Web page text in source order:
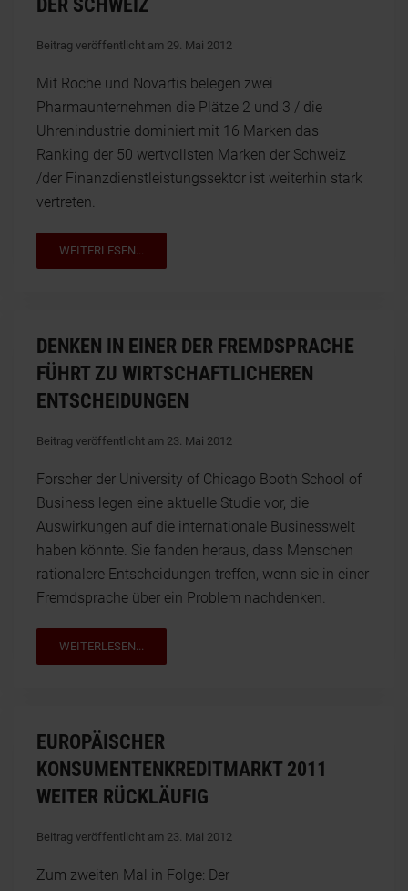
DER SCHWEIZ
Beitrag veröffentlicht am 29. Mai 2012
Mit Roche und Novartis belegen zwei
Pharmaunternehmen die Plätze 2 und 3 / die
Uhrenindustrie dominiert mit 16 Marken das
Ranking der 50 wertvollsten Marken der Schweiz
/der Finanzdienstleistungssektor ist weiterhin stark
vertreten.
WEITERLESEN...
DENKEN IN EINER DER FREMDSPRACHE
FÜHRT ZU WIRTSCHAFTLICHEREN
ENTSCHEIDUNGEN
Beitrag veröffentlicht am 23. Mai 2012
Forscher der University of Chicago Booth School of
Business legen eine aktuelle Studie vor, die
Auswirkungen auf die internationale Businesswelt
haben könnte. Sie fanden heraus, dass Menschen
rationalere Entscheidungen treffen, wenn sie in einer
Fremdsprache über ein Problem nachdenken.
WEITERLESEN...
EUROPÄISCHER
KONSUMENTENKREDITMARKT 2011
WEITER RÜCKLÄUFIG
Beitrag veröffentlicht am 23. Mai 2012
Zum zweiten Mal in Folge: Der